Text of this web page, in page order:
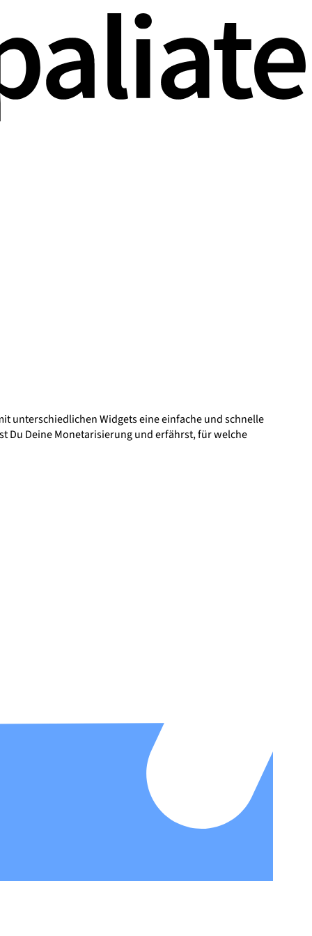
unterschiedlichen Widgets eine einfache und schnelle
Du Deine Monetarisierung und erfährst, für welche